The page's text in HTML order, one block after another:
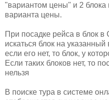
"вариантом цены" и 2 блока
варианта цены.
При посадке рейса в блок
искаться блок на
если его нет, то блок, у
Если таких блоков нет, то
нельзя
В поиске тура в системе